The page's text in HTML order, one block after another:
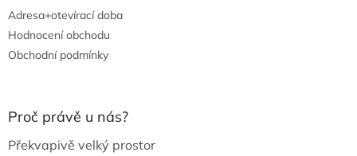
Adresa+otevírací doba
Hodnocení obchodu
Obchodní podmínky
Proč právě u nás?
Překvapivě velký prostor